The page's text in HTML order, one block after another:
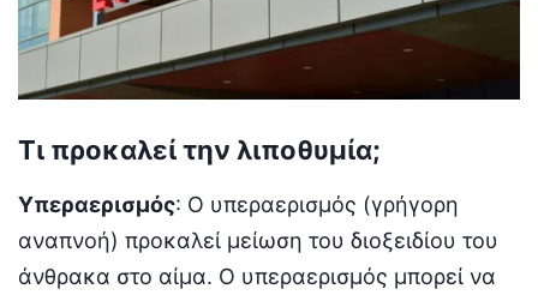
Τι προκαλεί την λιποθυμία;
Υπεραερισμός: Ο υπεραερισμός (γρήγορη
αναπνοή) προκαλεί μείωση του διοξειδίου του
άνθρακα στο αίμα. Ο υπεραερισμός μπορεί να